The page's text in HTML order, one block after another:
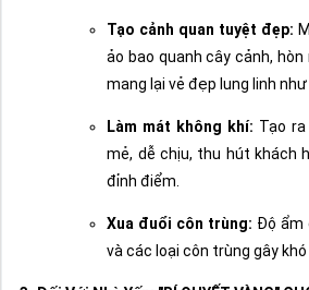
Tạo cảnh quan tuyệt đẹp:
ảo bao quanh cây cảnh,
mang lại vẻ đẹp lung linh
Làm mát không khí: Tạo
mẻ, dễ chịu, thu hút khách
đỉnh điểm.
Xua đuổi côn trùng: Độ ẩm
và các loại côn trùng gây khó